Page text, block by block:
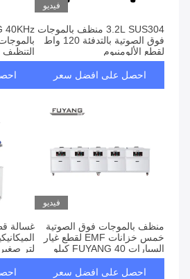
فيديو
3.2L SUS304 منظف بالموجات
فوق الصوتية بالتدفئة 120 واط
لقطع الألومنيوم
احصل على افضل سعر
فيديو
منظف ​​بالموجات فوق الصوتية
خمس خزانات EMF لقطع غيار
السيارات FUYANG 40 كيلو
هرتز
احصل على افضل سعر
غسالة
لتر صغيرة 2.2